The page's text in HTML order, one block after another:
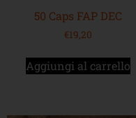
50 Caps FAP DEC
€19,20
Aggiungi al carrello